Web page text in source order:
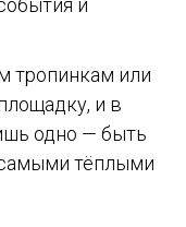
и
тропинкам или
и в
одно — быть
тёплыми